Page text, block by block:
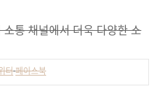
소통 채널에서 더욱 다양한 소
터페이스북